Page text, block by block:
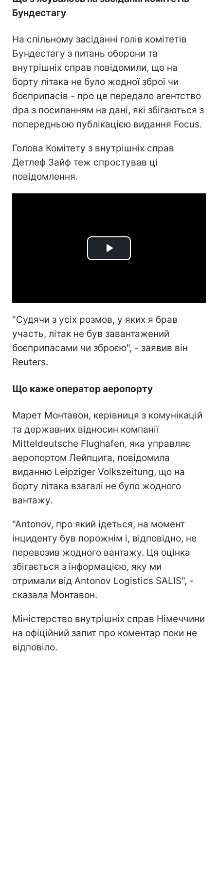
Бундестагу
На спільному засіданні голів комітетів
Бундестагу з питань оборони та
внутрішніх справ повідомили, що на
борту літака не було жодної зброї чи
боєприпасів - про це передало агентство
dpa з посиланням на дані, які збігаються з
попередньою публікацією видання Focus.
Голова Комітету з внутрішніх справ
Детлеф Зайф теж спростував ці
повідомлення.
Play
"Судячи з усіх розмов, у яких я брав
участь, літак не був завантажений
боєприпасами чи зброєю", - заявив він
Reuters.
Що каже оператор аеропорту
Марет Монтавон, керівниця з комунікацій
та державних відносин компанії
Mitteldeutsche Flughafen, яка управляє
аеропортом Лейпцига, повідомила
виданню Leipziger Volkszeitung, що на
борту літака взагалі не було жодного
вантажу.
"Antonov, про який ідеться, на момент
інциденту був порожнім і, відповідно, не
перевозив жодного вантажу. Ця оцінка
збігається з інформацією, яку ми
отримали від Antonov Logistics SALIS", -
сказала Монтавон.
Міністерство внутрішніх справ Німеччини
на офіційний запит про коментар поки не
відповіло.